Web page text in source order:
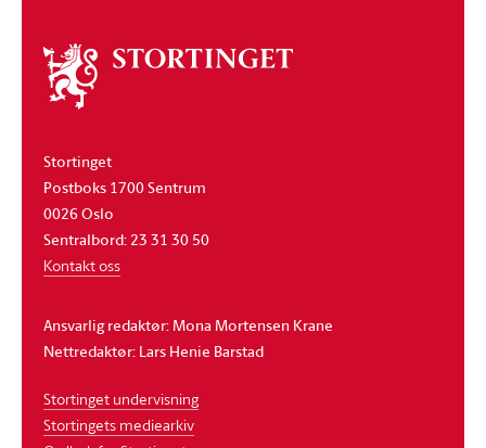
Om
stortinget
Stortinget
Postboks 1700 Sentrum
0026 Oslo
Sentralbord: 23 31 30 50
Kontakt oss
Ansvarlig redaktør: Mona Mortensen Krane
Nettredaktør: Lars Henie Barstad
Stortinget undervisning
Stortingets mediearkiv